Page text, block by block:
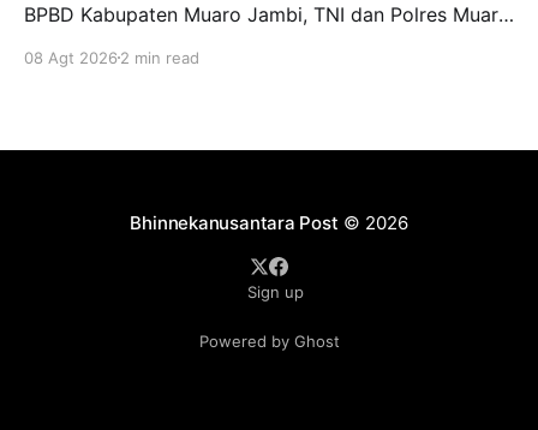
BPBD Kabupaten Muaro Jambi, TNI dan Polres Muaro
pemadaman kebakaran hutan dan lahan (Karhutla) di
Pengecekan tersebut dilakukan sebagai bentuk
08 Agt 2026 2 min read
Bhinnekanusantara Post © 2026
Sign up
Powered by Ghost